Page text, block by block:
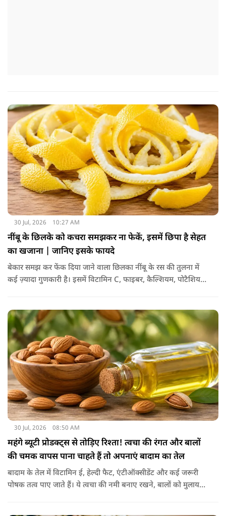
30 Jul, 2026 10:27 AM
नींबू के छिलके को कचरा समझकर ना फेकें, इसमें छिपा है सेहत
का खजाना | जानिए इसके फायदे
बेकार समझ कर फेंक दिया जाने वाला छिलका नींबू के रस की तुलना में
कई ज़्यादा गुणकारी है। इसमें विटामिन C, फाइबर, कैल्शियम, पोटैशियम
जाए तो ये आपकी सेहत के लिए किसी संजीवनी की तरह काम करता है।
आइए जानते नींबू के छिलके के फायदे।
30 Jul, 2026 08:50 AM
महंगे ब्यूटी प्रोडक्ट्स से तोड़िए रिश्ता! त्वचा की रंगत और बालों
की चमक वापस पाना चाहते हैं तो अपनाएं बादाम का तेल
बादाम के तेल में विटामिन ई, हेल्दी फैट, एंटीऑक्सीडेंट और कई जरूरी
पोषक तत्व पाए जाते हैं। ये त्वचा की नमी बनाए रखने, बालों को मुलायम